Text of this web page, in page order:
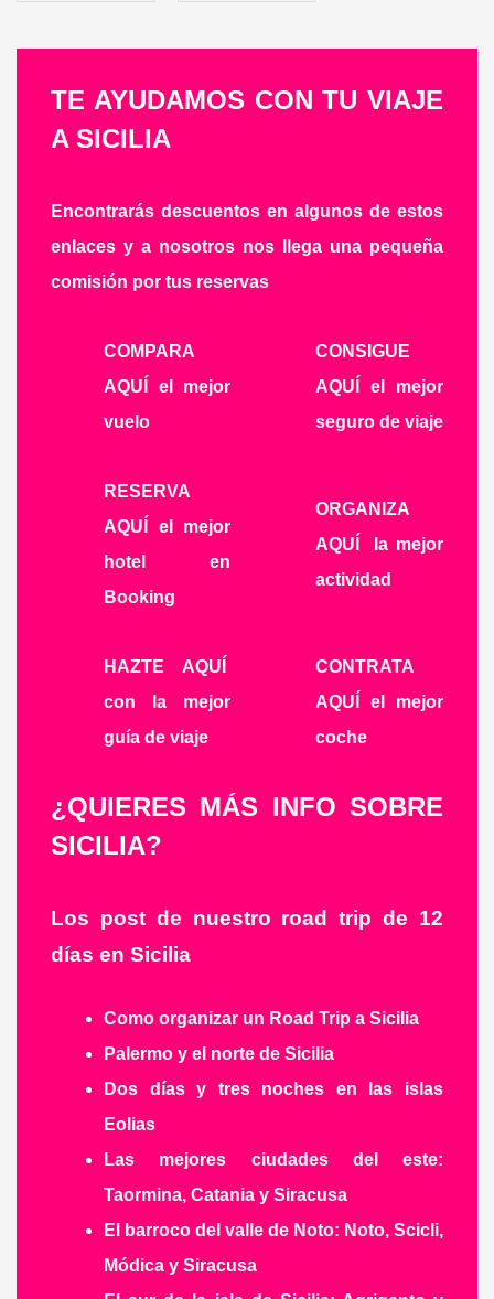
TE AYUDAMOS CON TU VIAJE
A SICILIA
Encontrarás descuentos en algunos de estos
enlaces y a nosotros nos llega una pequeña
comisión por tus reservas
COMPARA
AQUÍ
el mejor
vuelo
CONSIGUE
AQUÍ
el mejor
seguro de viaje
RESERVA
AQUÍ
el mejor
hotel en
Booking
ORGANIZA
AQUÍ
la mejor
actividad
HAZTE AQUÍ
con la mejor
guía de viaje
CONTRATA
AQUÍ
el mejor
coche
¿QUIERES MÁS INFO SOBRE
SICILIA?
Los post de nuestro road trip de 12
días en Sicilia
Como organizar un Road Trip a Sicilia
Palermo y el norte de Sicilia
Dos días y tres noches en las islas
Eolias
Las mejores ciudades del este:
Taormina, Catania y Siracusa
El barroco del valle de Noto: Noto, Scicli,
Módica y Siracusa